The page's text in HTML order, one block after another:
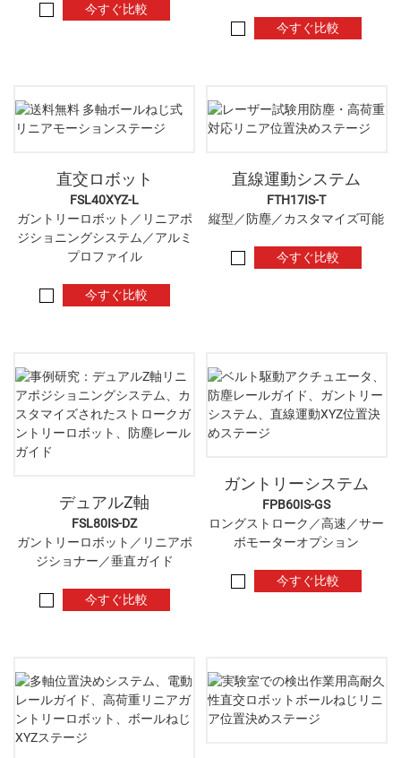
今すぐ比較
今すぐ比較
直交ロボット
FSL40XYZ-L
ガントリーロボット／リニアポ
ジショニングシステム／アルミ
プロファイル
今すぐ比較
直線運動システム
FTH17IS-T
縦型／防塵／カスタマイズ可能
今すぐ比較
デュアルZ軸
FSL80IS-DZ
ガントリーロボット／リニアポ
ジショナー／垂直ガイド
今すぐ比較
ガントリーシステム
FPB60IS-GS
ロングストローク／高速／サー
ボモーターオプション
今すぐ比較